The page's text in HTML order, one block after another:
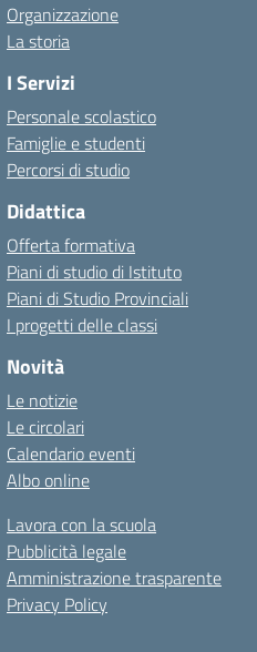
Organizzazione
La storia
I Servizi
Personale scolastico
Famiglie e studenti
Percorsi di studio
Didattica
Offerta formativa
Piani di studio di Istituto
Piani di Studio Provinciali
I progetti delle classi
Novità
Le notizie
Le circolari
Calendario eventi
Albo online
Lavora con la scuola
Pubblicità legale
Amministrazione trasparente
Privacy Policy